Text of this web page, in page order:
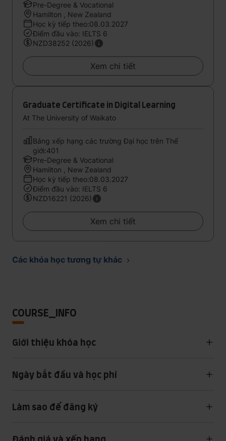
Pre-Degree & Vocational
Hamilton , New Zealand
Học kỳ tiếp theo:08.03.2027
Điểm đầu vào: IELTS 6
NZD38252 (2026)
Xem chi tiết
Graduate Certificate in Digital Learning
At The University of Waikato
Bảng xếp hạng các trường Đại học trên Thế
giới:401
Pre-Degree & Vocational
Hamilton , New Zealand
Học kỳ tiếp theo:08.03.2027
Điểm đầu vào: IELTS 6
NZD16221 (2026)
Xem chi tiết
Các khóa học tương tự khác
COURSE_INFO
Giới thiệu khóa học
Ngày bắt đầu và học phí
Làm sao để đăng ký